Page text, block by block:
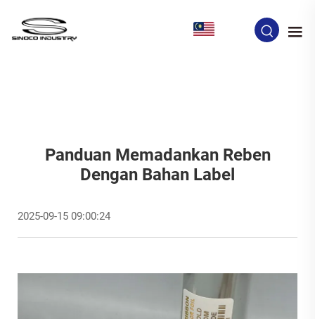
Panduan Memadankan Reben
Dengan Bahan Label
2025-09-15 09:00:24